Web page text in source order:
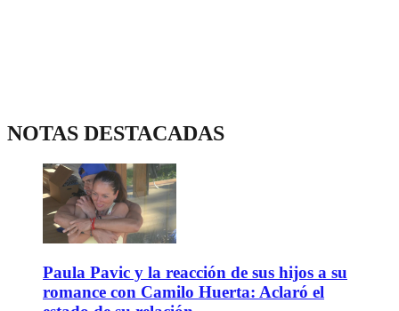
NOTAS DESTACADAS
Paula Pavic y la reacción de sus hijos a su
romance con Camilo Huerta: Aclaró el